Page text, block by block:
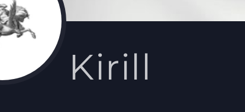
Kirill